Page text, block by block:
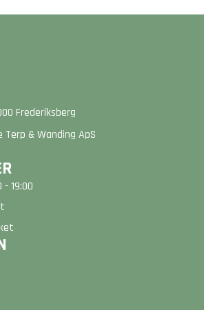
BEREGN PRIS BEREGN PRIS
Frederiksberg
& Wanding ApS
- 19:00